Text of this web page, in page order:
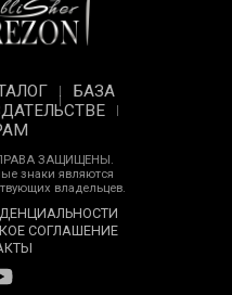
БАЗА
ПРАВА ЗАЩИЩЕНЫ.
знаки являются
владельцев.
СОГЛАШЕНИЕ